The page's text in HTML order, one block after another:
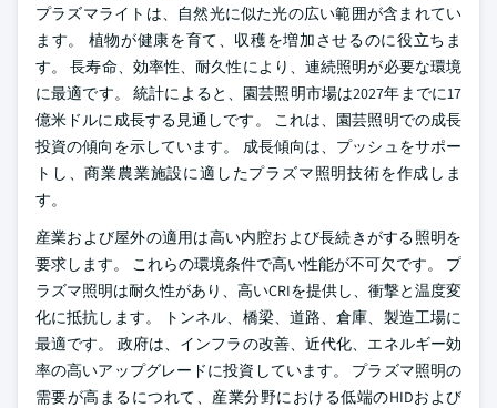
プラズマライトは、自然光に似た光の広い範囲が含まれてい
ます。 植物が健康を育て、収穫を増加させるのに役立ちま
す。 長寿命、効率性、耐久性により、連続照明が必要な環境
に最適です。 統計によると、園芸照明市場は2027年までに17
億米ドルに成長する見通しです。 これは、園芸照明での成長
投資の傾向を示しています。 成長傾向は、プッシュをサポー
トし、商業農業施設に適したプラズマ照明技術を作成しま
す。
産業および屋外の適用は高い内腔および長続きがする照明を
要求します。 これらの環境条件で高い性能が不可欠です。 プ
ラズマ照明は耐久性があり、高いCRIを提供し、衝撃と温度変
化に抵抗します。 トンネル、橋梁、道路、倉庫、製造工場に
最適です。 政府は、インフラの改善、近代化、エネルギー効
率の高いアップグレードに投資しています。 プラズマ照明の
需要が高まるにつれて、産業分野における低端のHIDおよび